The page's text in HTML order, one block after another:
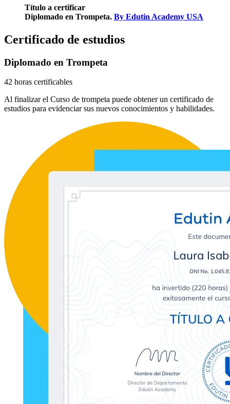
Título a certificar
Diplomado en Trompeta. By Edutin Academy USA
Certificado de estudios
Diplomado en Trompeta
42 horas certificables
Al finalizar el Curso de trompeta puede obtener un certificado de
estudios para evidenciar sus nuevos conocimientos y habilidades.